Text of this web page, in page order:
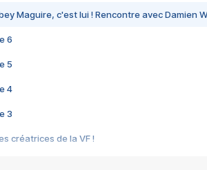
Maguire, c'est lui ! Rencontre avec Damien
6
5
4
3
créatrices de la VF !